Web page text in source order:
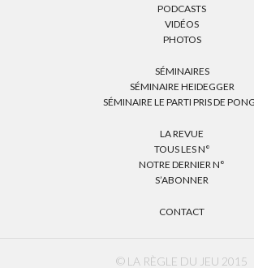
PODCASTS
VIDÉOS
PHOTOS
SÉMINAIRES
SÉMINAIRE HEIDEGGER
SÉMINAIRE LE PARTI PRIS DE
LA REVUE
TOUS LES N°
NOTRE DERNIER N°
S’ABONNER
CONTACT
© LA RÈGLE DU JEU 2015